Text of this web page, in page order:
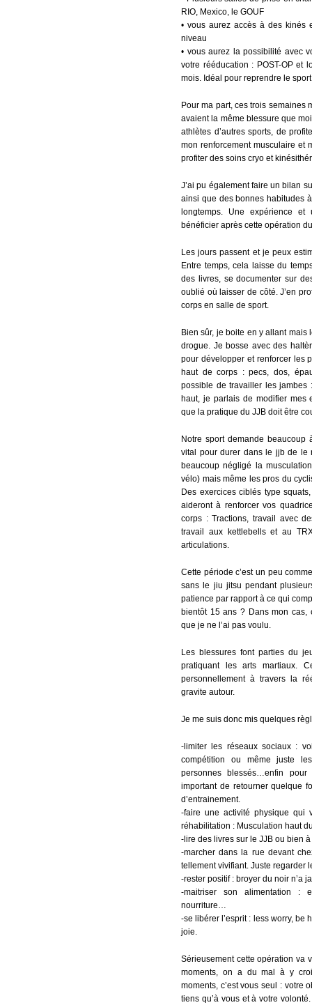
RIO, Mexico, le GOUF
• vous aurez accès à des kinés
niveau
• vous aurez la possibilité avec
votre rééducation : POST-OP et
mois. Idéal pour reprendre le
Pour ma part, ces trois semaines
avaient la même blessure que
athlètes d’autres sports, de
mon renforcement musculaire et
profiter des soins cryo et
J’ai pu également faire un bilan
ainsi que des bonnes habitudes
longtemps. Une expérience
bénéficier après cette opération
Les jours passent et je peux
Entre temps, cela laisse du
des livres, se documenter sur
oublié où laisser de côté. J’en
corps en salle de sport.
Bien sûr, je boite en y allant mais
drogue. Je bosse avec des
pour développer et renforcer les
haut de corps : pecs, dos,
possible de travailler les
haut, je parlais de modifier mes
que la pratique du JJB doit être
Notre sport demande
vital pour durer dans le jjb de le
beaucoup négligé la
vélo) mais même les pros du
Des exercices ciblés type
aideront à renforcer vos
corps : Tractions, travail avec
travail aux kettlebells et au
articulations.
Cette période c’est un peu
sans le jiu jitsu pendant
patience par rapport à ce qui
bientôt 15 ans ? Dans mon cas,
que je ne l’ai pas voulu.
Les blessures font parties du
pratiquant les arts martiaux.
personnellement à travers la
gravite autour.
Je me suis donc mis quelques
-limiter les réseaux sociaux :
compétition ou même juste
personnes blessés…enfin
important de retourner quelque
d’entrainement.
-faire une activité physique qui
réhabilitation : Musculation haut
-lire des livres sur le JJB ou bien
-marcher dans la rue devant
tellement vivifiant. Juste regarder
-rester positif : broyer du noir n’a
-maitriser son alimentation :
nourriture…
-se libérer l’esprit : less worry, be
joie.
Sérieusement cette opération va
moments, on a du mal à y
moments, c’est vous seul : votre
tiens qu’à vous et à votre